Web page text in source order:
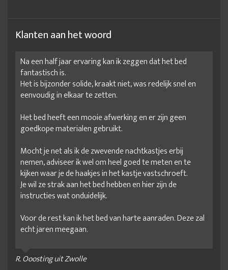
Klanten aan het woord
Na een half jaar ervaring kan ik zeggen dat het bed
fantastisch is.
Het is bijzonder solide, kraakt niet, was redelijk snel en
eenvoudig in elkaar te zetten.
Het bed heeft een mooie afwerking en er zijn geen
goedkope materialen gebruikt.
Mocht je net als ik de zwevende nachtkastjes erbij
nemen, adviseer ik wel om heel goed te meten en te
kijken waar je de haakjes in het kastje vastschroeft.
Je wil ze strak aan het bed hebben en hier zijn de
instructies wat onduidelijk.
Voor de rest kan ik het bed van harte aanraden. Deze zal
echt jaren meegaan.
R. Ooosting uit Zwolle